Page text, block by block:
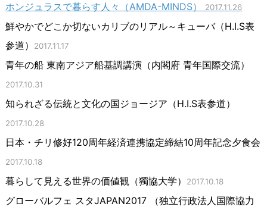
ホンジュラスで暮らす人々（AMDA-MINDS） 2017.11.26
鮮やかでどこか切ないカリブのリアル～キューバ（H.I.S表
参道）
2017.11.17
青年の船 東南アジア船基調講演（内閣府 青年国際交流）
2017.10.31
知られざる伝統と文化の国ジョージア（H.I.S表参道）
2017.10.28
日本・チリ修好120周年経済連携協定締結10周年記念夕食会
2017.10.18
暮らして見える世界の価値観（獨協大学） 2017.10.18
グローバルフェ スタJAPAN2017 （独立行政法人国際協力